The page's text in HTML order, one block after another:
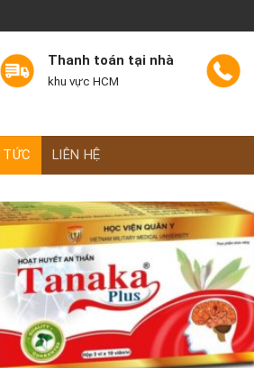
Thanh toán tại nhà
khu vực HCM
LIÊN HỆ